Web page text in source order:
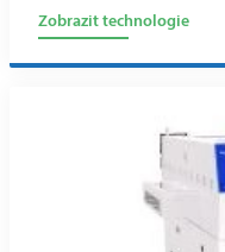
Zobrazit technologie